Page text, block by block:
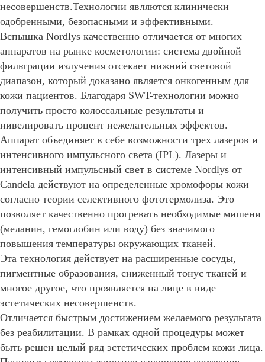
несовершенств.Технологии являются клинически
одобренными, безопасными и эффективными.
Вспышка Nordlys качественно отличается от многих
аппаратов на рынке косметологии: система двойной
фильтрации излучения отсекает нижний световой
диапазон, который доказано является онкогенным для
кожи пациентов. Благодаря SWT-технологии можно
получить просто колоссальные результаты и
нивелировать процент нежелательных эффектов.
Аппарат объединяет в себе возможности трех лазеров и
интенсивного импульсного света (IPL). Лазеры и
интенсивный импульсный свет в системе Nordlys от
Candela действуют на определенные хромофоры кожи
согласно теории селективного фототермолиза. Это
позволяет качественно прогревать необходимые мишени
(меланин, гемоглобин или воду) без значимого
повышения температуры окружающих тканей.
Эта технология действует на расширенные сосуды,
пигментные образования, сниженный тонус тканей и
многое другое, что проявляется на лице в виде
эстетических несовершенств.
Отличается быстрым достижением желаемого результата
без реабилитации. В рамках одной процедуры может
быть решен целый ряд эстетических проблем кожи лица.